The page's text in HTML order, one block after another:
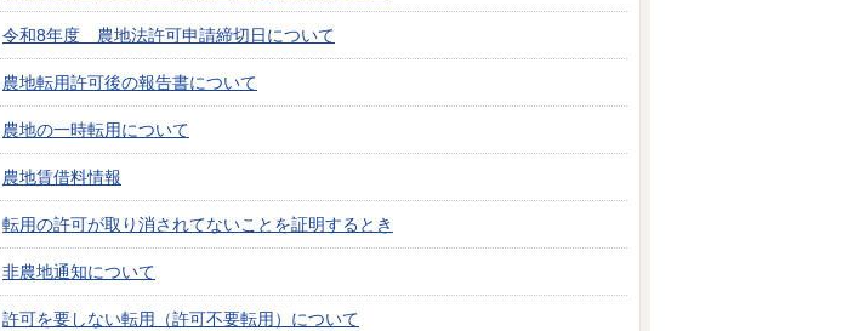
令和8年度 農地法許可申請締切日について
農地転用許可後の報告書について
農地の一時転用について
農地賃借料情報
転用の許可が取り消されてないことを証明するとき
非農地通知について
許可を要しない転用（許可不要転用）について